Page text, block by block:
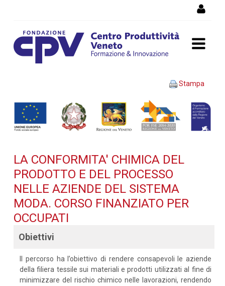
LA CONFORMITA' CHIMICA
DEL PRODOTTO E DEL
PROCESSO NELLE AZIENDE
finanziato per occupati -
Dettaglio corso di
formazione
Stampa
LA CONFORMITA' CHIMICA DEL
PRODOTTO E DEL PROCESSO
NELLE AZIENDE DEL SISTEMA
MODA. CORSO FINANZIATO PER
OCCUPATI
Obiettivi
Il percorso ha l’obiettivo di rendere consapevoli le aziende
della filiera tessile sui materiali e prodotti utilizzati al fine di
minimizzare del rischio chimico nelle lavorazioni, rendendo